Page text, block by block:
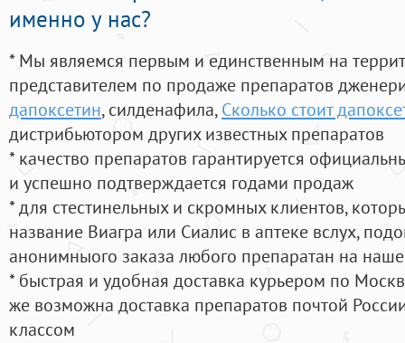
именно у нас?
* Мы являемся первым и единственным на
представителем по продаже препаратов
дапоксетин, силденафила, Сколько стоит
дистрибьютором других известных препаратов
* качество препаратов гарантируется
и успешно подтверждается годами продаж
* для стестинельных и скромных клиентов,
название Виагра или Сиалис в аптеке вслух,
анонимныого заказа любого препаратан на
* быстрая и удобная доставка курьером по
же возможна доставка препаратов почтой
классом